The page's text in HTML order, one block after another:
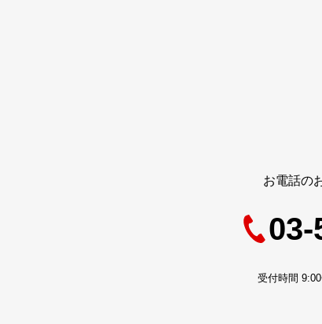
お電話の
03-
受付時間